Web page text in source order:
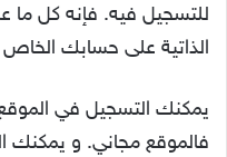
للتسجيل فيه. فإنه كل
الذاتية على حسابك
يمكنك التسجيل في
فالموقع مجاني. و